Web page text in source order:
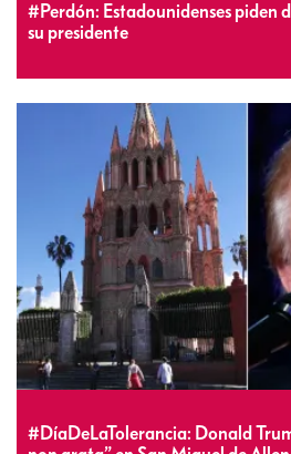
#Perdón: Estadounidenses piden
su presidente
#DíaDeLaTolerancia: Donald